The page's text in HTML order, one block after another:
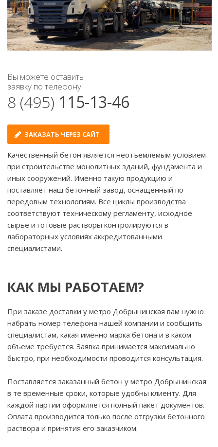
Вы можете оставить
заявку по телефону:
8 (495) 115-13-46
ЗАКАЗАТЬ ЧЕРЕЗ САЙТ
Качественный бетон является неотъемлемым условием
при строительстве монолитных зданий, фундамента и
иных сооружений. Именно такую продукцию и
поставляет наш бетонный завод, оснащенный по
передовым технологиям. Все циклы производства
соответствуют техническому регламенту, исходное
сырье и готовые растворы контролируются в
лабораторных условиях аккредитованными
специалистами.
КАК МЫ РАБОТАЕМ?
При заказе доставки у метро Добрынинская вам нужно
набрать номер телефона нашей компании и сообщить
специалистам, какая именно марка бетона и в каком
объеме требуется. Заявка принимается максимально
быстро, при необходимости проводится консультация.
Поставляется заказанный бетон у метро Добрынинская
в те временные сроки, которые удобны клиенту. Для
каждой партии оформляется полный пакет документов.
Оплата производится только после отгрузки бетонного
раствора и принятия его заказчиком.